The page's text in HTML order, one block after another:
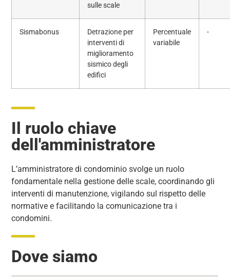
sulle scale
Sismabonus
Detrazione per
interventi di
miglioramento
sismico degli
edifici
Percentuale
variabile
-
Il ruolo chiave
dell'amministratore
L’amministratore di condominio svolge un ruolo
fondamentale nella gestione delle scale, coordinando gli
interventi di manutenzione, vigilando sul rispetto delle
normative e facilitando la comunicazione tra i
condomini.
Dove siamo